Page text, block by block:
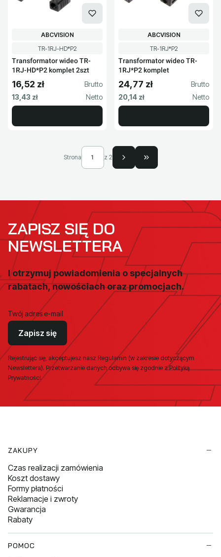
Kod produktu
TR-1RJ-HD*P2
Transformator wideo TR-
1RJ-HD*P2 komplet 2szt
PRODUCENT
ABCVISION
Cena brutto
16,52 zł
Cena netto
13,43 zł
Kod produktu
TR-1RJ*P2
Transformator wideo TR-
1RJ*P2 komplet
PRODUCENT
ABCVISION
Cena brutto
24,77 zł
Cena netto
20,14 zł
Strona z 2 Przejdź do ostatniej
ZAPISZ SIĘ DO
NEWSLETTERA
I otrzymuj powiadomienia o specjalnych
rabatach, nowościach oraz promocjach.
Twój adres e-mail
Zapisz się
Rejestrując się, akceptujesz nasz Regulamin (w zakresie dotyczącym
Newslettera). Przetwarzanie danych odbywa się zgodnie z Polityką
Prywatności.
ZAKUPY
Czas realizacji zamówienia
Koszt dostawy
Formy płatności
Reklamacje i zwroty
Gwarancja
Rabaty
POMOC